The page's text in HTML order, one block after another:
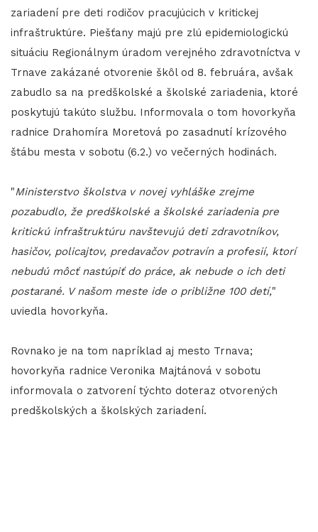
zariadení pre deti rodičov pracujúcich v kritickej
infraštruktúre. Piešťany majú pre zlú epidemiologickú
situáciu Regionálnym úradom verejného zdravotníctva v
Trnave zakázané otvorenie škôl od 8. februára, avšak
zabudlo sa na predškolské a školské zariadenia, ktoré
poskytujú takúto službu. Informovala o tom hovorkyňa
radnice Drahomíra Moretová po zasadnutí krízového
štábu mesta v sobotu (6.2.) vo večerných hodinách.
"Ministerstvo školstva v novej vyhláške zrejme
pozabudlo, že predškolské a školské zariadenia pre
kritickú infraštruktúru navštevujú deti zdravotníkov,
hasičov, policajtov, predavačov potravín a profesií, ktorí
nebudú môcť nastúpiť do práce, ak nebude o ich deti
postarané. V našom meste ide o približne 100 detí,"
uviedla hovorkyňa.
Rovnako je na tom napríklad aj mesto Trnava;
hovorkyňa radnice Veronika Majtánová v sobotu
informovala o zatvorení týchto doteraz otvorených
predškolských a školských zariadení.